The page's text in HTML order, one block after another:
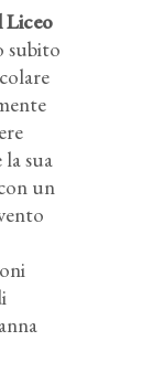
subito
sua
un